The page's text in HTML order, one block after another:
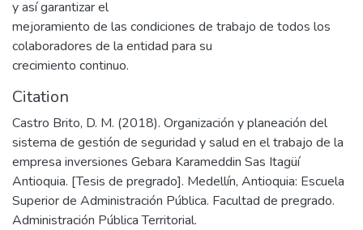
y así garantizar el
mejoramiento de las condiciones de trabajo de todos los
colaboradores de la entidad para su
crecimiento continuo.
Citation
Castro Brito, D. M. (2018). Organización y planeación del
sistema de gestión de seguridad y salud en el trabajo de la
empresa inversiones Gebara Karameddin Sas Itagüí
Antioquia. [Tesis de pregrado]. Medellín, Antioquia: Escuela
Superior de Administración Pública. Facultad de pregrado.
Administración Pública Territorial.